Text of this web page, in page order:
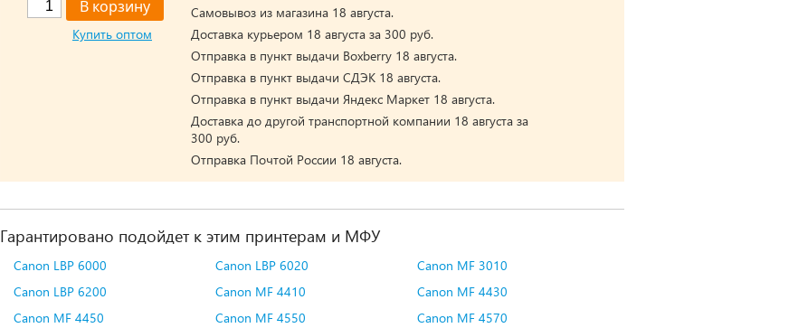
Купить оптом
Самовывоз из магазина 18 августа.
Доставка курьером 18 августа за 300 руб.
Отправка в пункт выдачи Boxberry 18 августа.
Отправка в пункт выдачи СДЭК 18 августа.
Отправка в пункт выдачи Яндекс Маркет 18 августа.
Доставка до другой транспортной компании 18 августа за
300 руб.
Отправка Почтой России 18 августа.
Гарантировано подойдет к этим принтерам и МФУ
Canon LBP 6000 Canon LBP 6020
Canon MF 3010
Canon LBP 6200
Canon MF 4410
Canon MF 4430
Canon MF 4450
Canon MF 4550
Canon MF 4570